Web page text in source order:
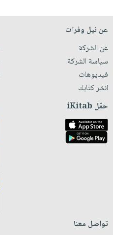
عن نيل وفرات
عن الشركة
سياسة الشركة
فيديوهات
انشر كتابك
حمّل iKitab
تواصل معنا